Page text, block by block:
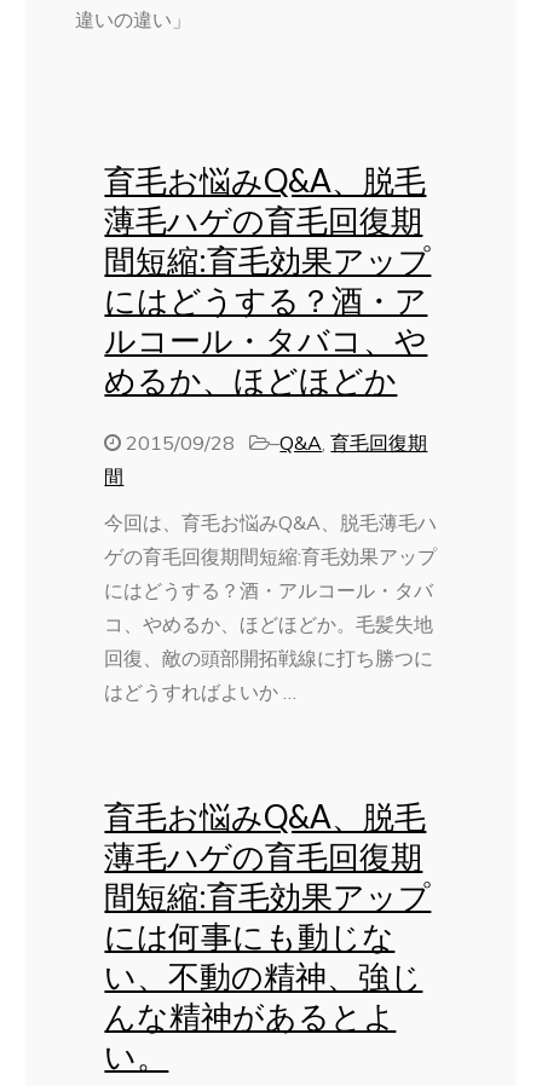
違いの違い」
育毛お悩みQ&A、脱毛
薄毛ハゲの育毛回復期
間短縮:育毛効果アップ
にはどうする？酒・ア
ルコール・タバコ、や
めるか、ほどほどか
2015/09/28 –Q&A,育毛回復期
間
今回は、育毛お悩みQ&A、脱毛薄毛ハ
ゲの育毛回復期間短縮:育毛効果アップ
にはどうする？酒・アルコール・タバ
コ、やめるか、ほどほどか。毛髪失地
回復、敵の頭部開拓戦線に打ち勝つに
はどうすればよいか …
育毛お悩みQ&A、脱毛
薄毛ハゲの育毛回復期
間短縮:育毛効果アップ
には何事にも動じな
い、不動の精神、強じ
んな精神があるとよ
い。